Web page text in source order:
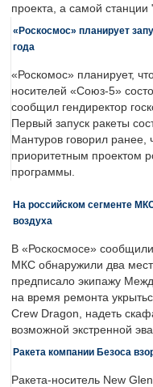
проекта, а самой
«Роскосмос» планирует
года
«Роскомос» планирует,
носителей «Союз-5»
сообщил гендиректор
Первый запуск ракеты
Мантуров говорил ранее,
приоритетным проектом
программы.
На российском сегменте
воздуха
В «Роскосмосе»
МКС обнаружили два
предписало экипажу
на время ремонта
Crew Dragon, надеть
возможной экстренной
Ракета компании Безоса
Ракета-носитель New